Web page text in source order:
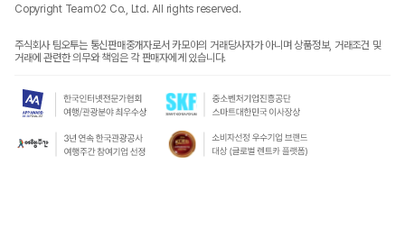
Copyright TeamO2 Co., Ltd. All rights reserved.
주식회사 팀오투는 통신판매중개자로서 카모아의 거래당사자가 아니며 상품정보, 거래조건 및
거래에 관련한 의무와 책임은 각 판매자에게 있습니다.